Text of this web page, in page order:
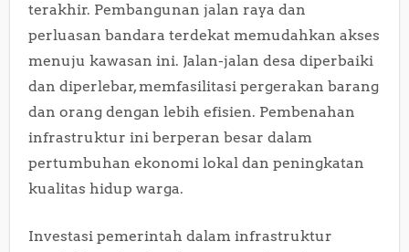
terakhir. Pembangunan jalan raya dan
perluasan bandara terdekat memudahkan akses
menuju kawasan ini. Jalan-jalan desa diperbaiki
dan diperlebar, memfasilitasi pergerakan barang
dan orang dengan lebih efisien. Pembenahan
infrastruktur ini berperan besar dalam
pertumbuhan ekonomi lokal dan peningkatan
kualitas hidup warga.
Investasi pemerintah dalam infrastruktur